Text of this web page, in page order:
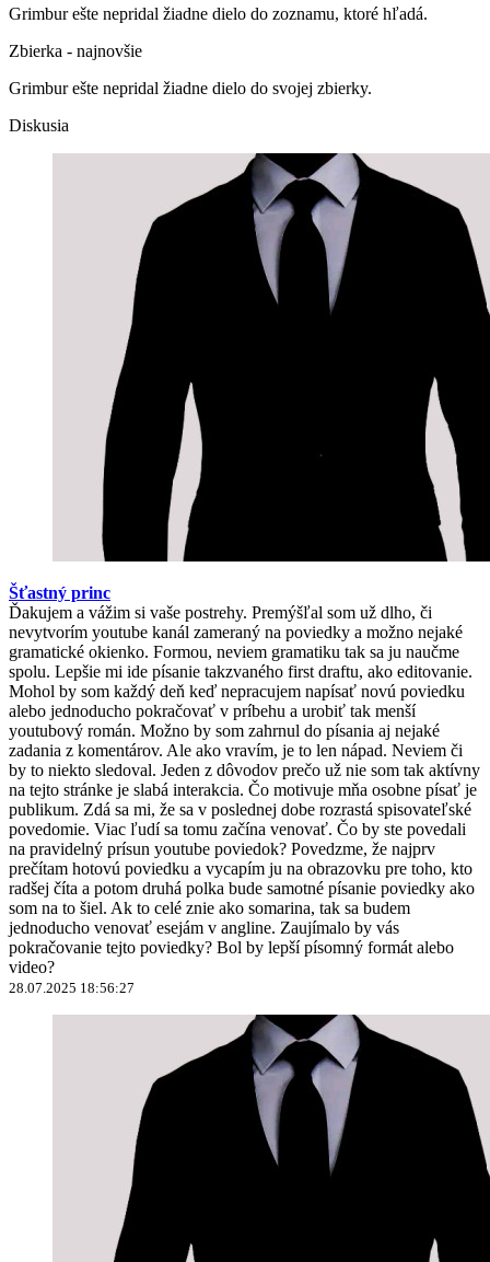
Grimbur ešte nepridal žiadne dielo do zoznamu, ktoré hľadá.
Zbierka - najnovšie
Grimbur ešte nepridal žiadne dielo do svojej zbierky.
Diskusia
Šťastný princ
Ďakujem a vážim si vaše postrehy. Premýšľal som už dlho, či
nevytvorím youtube kanál zameraný na poviedky a možno nejaké
gramatické okienko. Formou, neviem gramatiku tak sa ju naučme
spolu. Lepšie mi ide písanie takzvaného first draftu, ako editovanie.
Mohol by som každý deň keď nepracujem napísať novú poviedku
alebo jednoducho pokračovať v príbehu a urobiť tak menší
youtubový román. Možno by som zahrnul do písania aj nejaké
zadania z komentárov. Ale ako vravím, je to len nápad. Neviem či
by to niekto sledoval. Jeden z dôvodov prečo už nie som tak aktívny
na tejto stránke je slabá interakcia. Čo motivuje mňa osobne písať je
publikum. Zdá sa mi, že sa v poslednej dobe rozrastá spisovateľské
povedomie. Viac ľudí sa tomu začína venovať. Čo by ste povedali
na pravidelný prísun youtube poviedok? Povedzme, že najprv
prečítam hotovú poviedku a vycapím ju na obrazovku pre toho, kto
radšej číta a potom druhá polka bude samotné písanie poviedky ako
som na to šiel. Ak to celé znie ako somarina, tak sa budem
jednoducho venovať esejám v angline. Zaujímalo by vás
pokračovanie tejto poviedky? Bol by lepší písomný formát alebo
video?
28.07.2025 18:56:27